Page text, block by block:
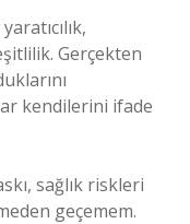
Gerçekten
kendilerini ifade
sağlık riskleri
geçemem.